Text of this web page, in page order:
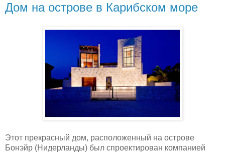
Дом на острове в Карибском море
Этот прекрасный дом, расположенный на острове
Бонэйр (Нидерланды) был спроектирован компанией